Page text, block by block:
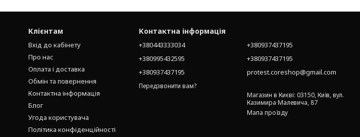
Клієнтам
Вхід до кабінету
Про нас
Оплата і доставка
Обмін та повернення
Контактна інформація
Блог
Угода користувача
Політика конфіденційності
Контактна інформація
+380443333034
+380995432595
+380937437195
Передзвонити вам?
+380937437195
+380937437195
protest.coreshop@gmail.com
Магазин в Києві: 03150, Київ, вул.
Казимира Малевича, 87
Мапа проїзду